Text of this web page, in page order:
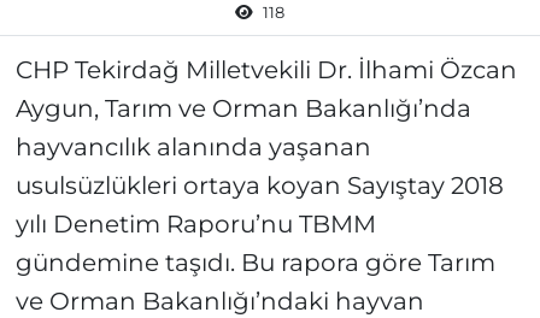
118
CHP Tekirdağ Milletvekili Dr. İlhami Özcan
Aygun, Tarım ve Orman Bakanlığı’nda
hayvancılık alanında yaşanan
usulsüzlükleri ortaya koyan Sayıştay 2018
yılı Denetim Raporu’nu TBMM
gündemine taşıdı. Bu rapora göre Tarım
ve Orman Bakanlığı’ndaki hayvan